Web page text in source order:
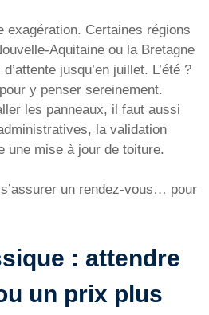
exagération. Certaines régions
Aquitaine ou la Bretagne
jusqu’en juillet. L’été ?
y penser sereinement.
les panneaux, il faut aussi
la validation
une mise à jour de toiture.
un rendez-vous… pour
: attendre
un prix plus